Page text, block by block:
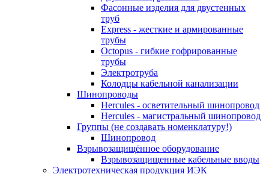
Фасонные изделия для двустенных
труб
Express - жесткие и армированные
трубы
Octopus - гибкие гофрированные
трубы
Электротруба
Колодцы кабельной канализации
Шинопроводы
Hercules - осветительный шинопровод
Hercules - магистральный шинопровод
Группы (не создавать номенклатуру!)
Шинопровод
Взрывозащищённое оборудование
Взрывозащищенные кабельные вводы
Электротехническая продукция ИЭК